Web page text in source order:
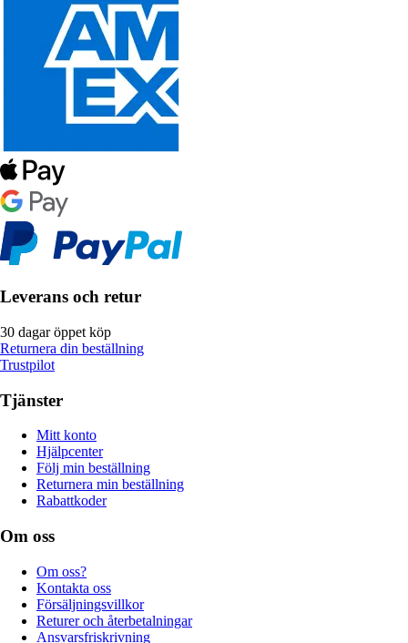
Leverans och retur
30 dagar öppet köp
Returnera din beställning
Trustpilot
Tjänster
Mitt konto
Hjälpcenter
Följ min beställning
Returnera min beställning
Rabattkoder
Om oss
Om oss?
Kontakta oss
Försäljningsvillkor
Returer och återbetalningar
Ansvarsfriskrivning